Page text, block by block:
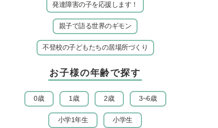
発達障害の子を応援します！
親子で語る世界のギモン
不登校の子どもたちの居場所づくり
お子様の年齢で探す
0歳 1歳 2歳 3~6歳
小学1年生 小学生